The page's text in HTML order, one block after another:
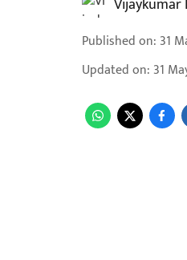
Vijaykumar
Published on: 31
Updated on: 31